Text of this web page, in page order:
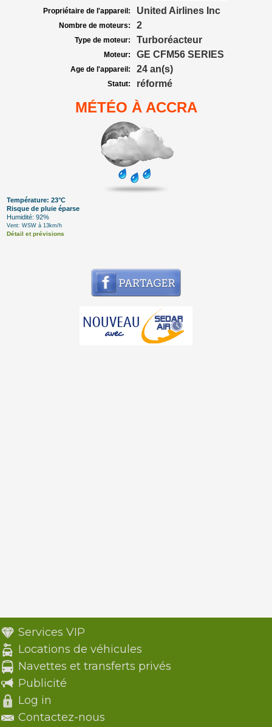
Propriétaire de l'appareil: United Airlines Inc
Nombre de moteurs: 2
Type de moteur: Turboréacteur
Moteur: GE CFM56 SERIES
Age de l'appareil: 24 an(s)
Statut: réformé
MÉTÉO À ACCRA
Température: 23°C
Risque de pluie éparse
Humidité: 92%
Vent: WSW à 13km/h
Détail et prévisions
Services VIP
Locations de véhicules
Navettes et transferts privés
Publicité
Log in
Contactez-nous